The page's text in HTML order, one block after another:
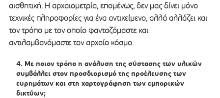
αισθητική. Η αρχαιομετρία, επομένως, δεν μας δίνει μόνο
τεχνικές πληροφορίες για ένα αντικείμενο, αλλά αλλάζει και
τον τρόπο με τον οποίο φανταζόμαστε και
αντιλαμβανόμαστε τον αρχαίο κόσμο.
Με ποιον τρόπο η ανάλυση της σύστασης των υλικών
συμβάλλει στον προσδιορισμό της προέλευσης των
ευρημάτων και στη χαρτογράφηση των εμπορικών
δικτύων;